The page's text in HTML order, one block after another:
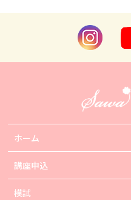
ホーム
講座申込
模試